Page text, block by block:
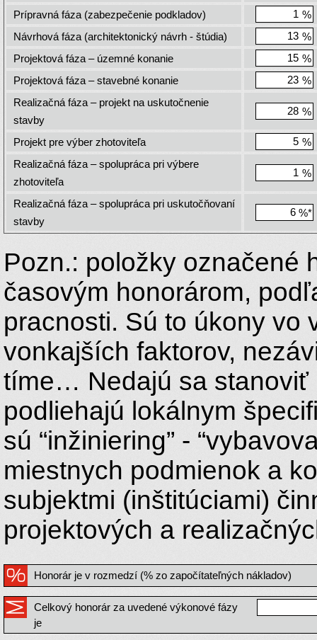
Prípravná fáza (zabezpečenie podkladov)
%
Návrhová fáza (architektonický návrh - štúdia)
%
Projektová fáza – územné konanie
%
Projektová fáza – stavebné konanie
%
Realizačná fáza – projekt na uskutočnenie
stavby
%
Projekt pre výber zhotoviteľa
%
Realizačná fáza – spolupráca pri výbere
zhotoviteľa
%
Realizačná fáza – spolupráca pri uskutočňovaní
stavby
%
Pozn.: položky označené
časovým honorárom,
pracnosti. Sú to úkony vo
vonkajších faktorov,
tíme… Nedajú sa stanoviť
podliehajú lokálnym
sú “inžiniering” -
miestnych podmienok a
subjektmi (inštitúciami)
projektových a
Honorár je v rozmedzí (% zo započítateľných nákladov)
Celkový honorár za uvedené výkonové fázy
je